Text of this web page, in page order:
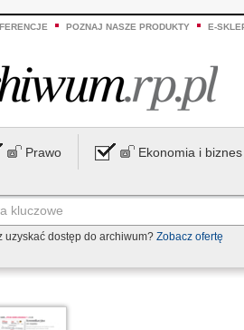
POZNAJ NASZE PRODUKTY E-
Prawo Ekonomia i biznes
uzyskać dostęp do archiwum? Zobacz ofertę